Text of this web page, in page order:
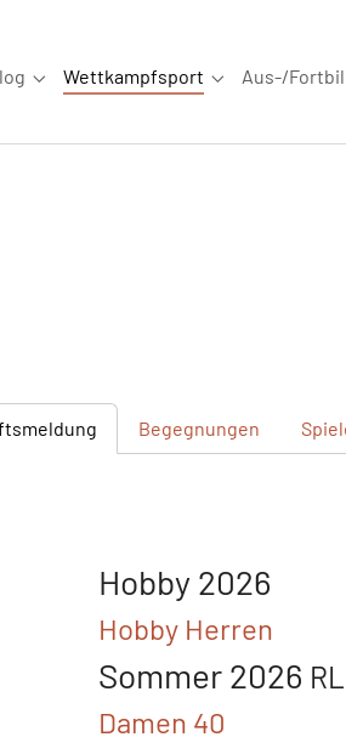
for "News"
Submenu for "Blog"
Wettkampfsport
Submenu for
Aus-/
Begegnungen
Hobby 2026
Hobby Herren
Sommer 2026
Damen 40